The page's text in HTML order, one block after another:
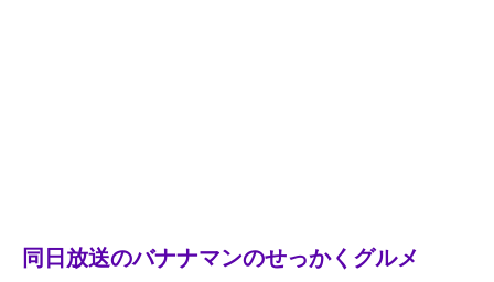
同日放送のバナナマンのせっかくグルメ